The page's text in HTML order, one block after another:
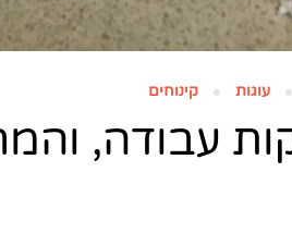
עוגות קינוחים
ב5 דקות